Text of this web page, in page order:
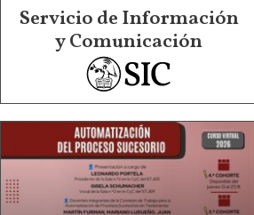
Servicio de Información
y Comunicación